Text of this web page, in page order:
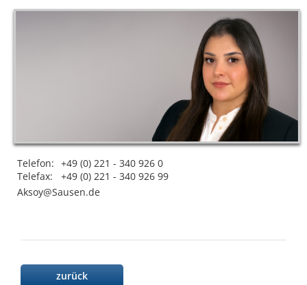
Telefon: +49 (0) 221 - 340 926 0
Telefax:
+49 (0) 221 - 340 926 99
ed.nesuaS@yoskA
zurück